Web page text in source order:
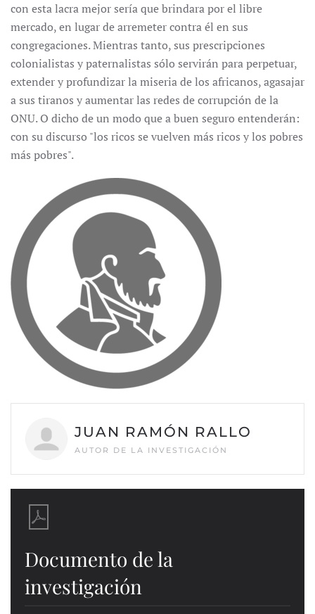
con esta lacra mejor sería que brindara por el libre
mercado, en lugar de arremeter contra él en sus
congregaciones. Mientras tanto, sus prescripciones
colonialistas y paternalistas sólo servirán para perpetuar,
extender y profundizar la miseria de los africanos, agasajar
a sus tiranos y aumentar las redes de corrupción de la
ONU. O dicho de un modo que a buen seguro entenderán:
con su discurso "los ricos se vuelven más ricos y los pobres
más pobres".
JUAN RAMÓN RALLO
AUTOR DE LA INVESTIGACIÓN
Documento de la
investigación